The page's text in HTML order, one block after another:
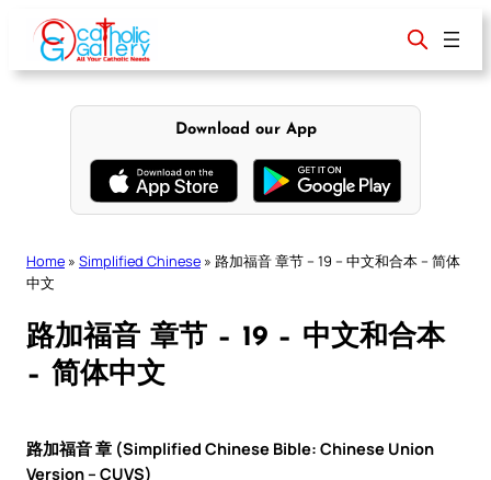
content
Download our App
Home » Simplified Chinese » 路加福音 章节 – 19 – 中文和合本 – 简体
中文
路加福音 章节 – 19 – 中文和合本
– 简体中文
路加福音 章 (Simplified Chinese Bible: Chinese Union
Version – CUVS)